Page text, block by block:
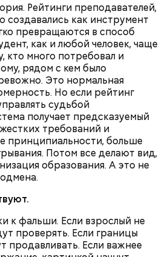
Рейтинги преподавателей,
создавались как инструмент
превращаются в способ
как и любой человек, чаще
кто много потребовал и
рядом с кем было
Это нормальная
Но если рейтинг
судьбой
получает предсказуемый
требований и
принципиальности, больше
Потом все делают вид,
образования. А это не
к фальши. Если взрослый не
проверять. Если границы
продавливать. Если важнее
можно добавить кисло-
добавить их к курице.
блюдо.